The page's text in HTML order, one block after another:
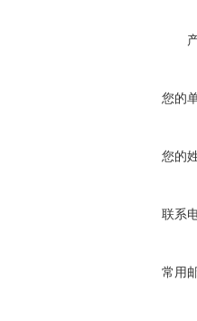
您的
您的
联系
常用